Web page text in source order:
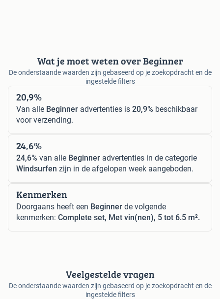
Wat je moet weten over Beginner
De onderstaande waarden zijn gebaseerd op je zoekopdracht en de
ingestelde filters
20,9%
Van alle Beginner advertenties is 20,9% beschikbaar
voor verzending.
24,6%
24,6% van alle Beginner advertenties in de categorie
Windsurfen zijn in de afgelopen week aangeboden.
Kenmerken
Doorgaans heeft een Beginner de volgende
kenmerken: Complete set, Met vin(nen), 5 tot 6.5 m².
Veelgestelde vragen
De onderstaande waarden zijn gebaseerd op je zoekopdracht en de
ingestelde filters